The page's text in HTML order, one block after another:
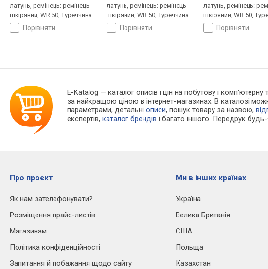
латунь, ремінець: ремінець
шкіряний, WR 50, Туреччина
порівняти
латунь, ремінець: ремінець
шкіряний, WR 50, Туреччина
порівняти
латунь, ремінець:
шкіряний, WR 50,
порівняти
E-Katalog — каталог описів і цін на побутову і
за найкращою ціною в інтернет-магазинах. В каталозі
параметрами, детальніописи, пошук товару за назвою,
експертів,каталог брендів і багато іншого. Передрук
Про проєкт
Як нам зателефонувати?
Розміщення прайс-листів
Магазинам
Політика конфіденційності
Запитання й побажання щодо сайту
Ми в інших країнах
Україна
Велика Британія
США
Польща
Казахстан